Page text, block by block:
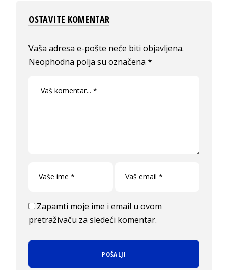
OSTAVITE KOMENTAR
Vaša adresa e-pošte neće biti objavljena.
Neophodna polja su označena*
Zapamti moje ime i email u ovom
pretraživaču za sledeći komentar.